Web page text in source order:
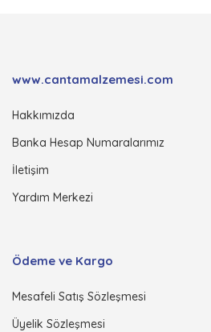
www.cantamalzemesi.com
Hakkımızda
Banka Hesap Numaralarımız
İletişim
Yardım Merkezi
Ödeme ve Kargo
Mesafeli Satış Sözleşmesi
Üyelik Sözleşmesi